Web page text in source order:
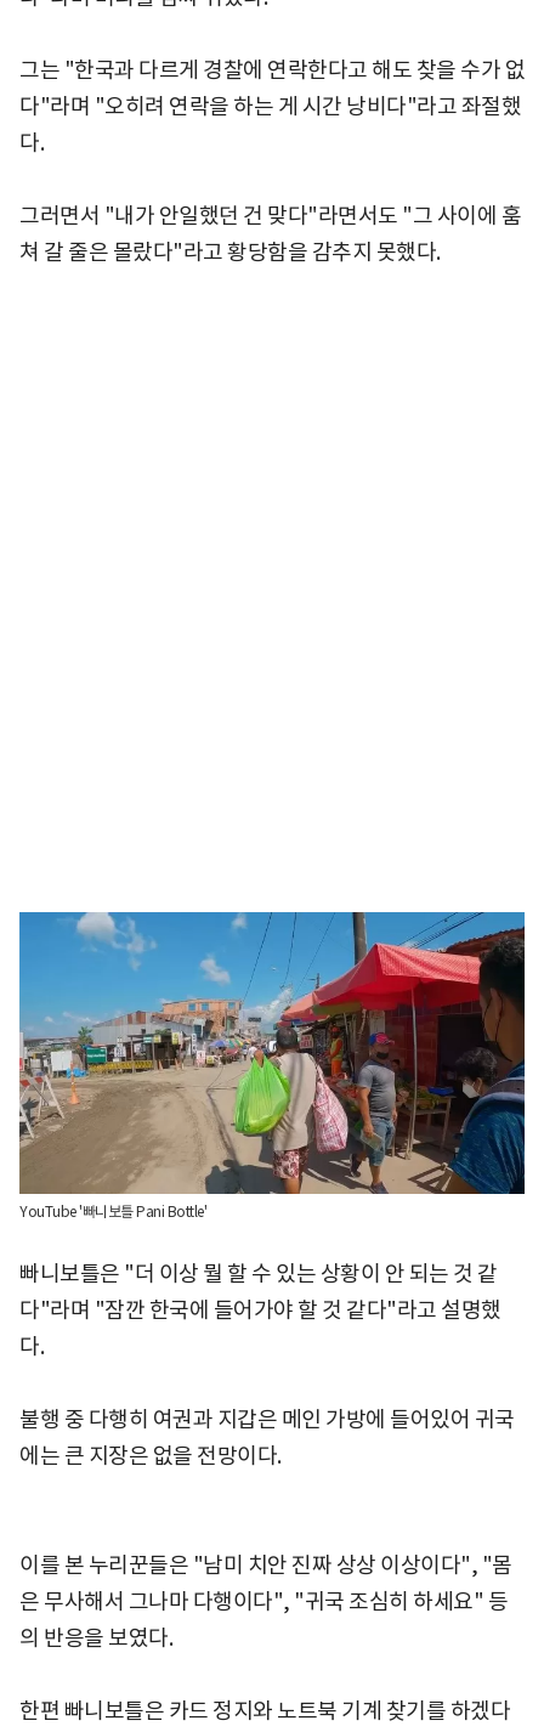
그는 "한국과 다르게 경찰에 연락한다고 해도 찾을 수가 없
다"라며 "오히려 연락을 하는 게 시간 낭비다"라고 좌절했
다.
그러면서 "내가 안일했던 건 맞다"라면서도 "그 사이에 훔
쳐 갈 줄은 몰랐다"라고 황당함을 감추지 못했다.
YouTube '빠니보틀 Pani Bottle'
빠니보틀은 "더 이상 뭘 할 수 있는 상황이 안 되는 것 같
다"라며 "잠깐 한국에 들어가야 할 것 같다"라고 설명했
다.
불행 중 다행히 여권과 지갑은 메인 가방에 들어있어 귀국
에는 큰 지장은 없을 전망이다.
이를 본 누리꾼들은 "남미 치안 진짜 상상 이상이다", "몸
은 무사해서 그나마 다행이다", "귀국 조심히 하세요" 등
의 반응을 보였다.
한편 빠니보틀은 카드 정지와 노트북 기계 찾기를 하겠다